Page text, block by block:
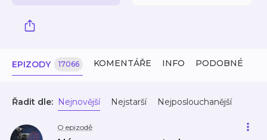
EPIZODY 17066 KOMENTÁŘE INFO PODOBNÉ
Řadit dle: Nejnovější Nejstarší Nejposlouchanější
O epizodě